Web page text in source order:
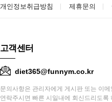
개인정보취급방침 제휴문의
고객센터
diet365@funnym.co.kr
문의사항은 관리자에게 게시판 또는 이메
연락주시면 빠른 시일내에 회신드리도록